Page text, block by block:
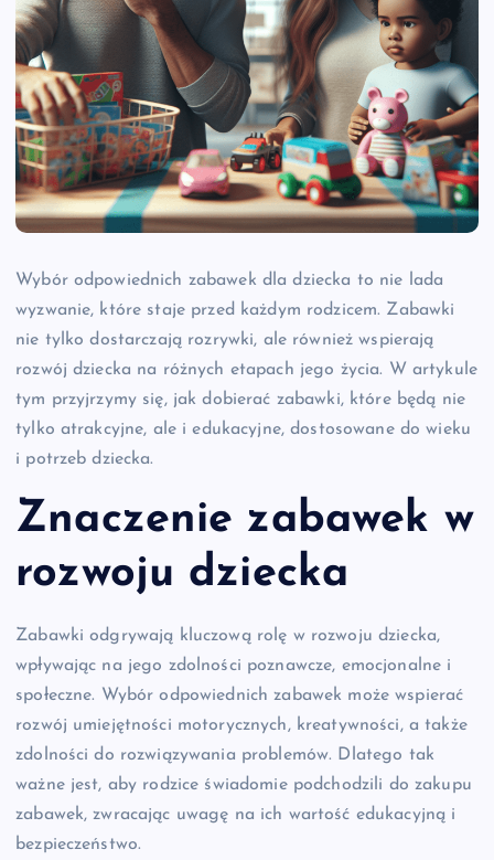
Wybór odpowiednich zabawek dla dziecka to nie lada
wyzwanie, które staje przed każdym rodzicem. Zabawki
nie tylko dostarczają rozrywki, ale również wspierają
rozwój dziecka na różnych etapach jego życia. W artykule
tym przyjrzymy się, jak dobierać zabawki, które będą nie
tylko atrakcyjne, ale i edukacyjne, dostosowane do wieku
i potrzeb dziecka.
Znaczenie zabawek w
rozwoju dziecka
Zabawki odgrywają kluczową rolę w rozwoju dziecka,
wpływając na jego zdolności poznawcze, emocjonalne i
społeczne. Wybór odpowiednich zabawek może wspierać
rozwój umiejętności motorycznych, kreatywności, a także
zdolności do rozwiązywania problemów. Dlatego tak
ważne jest, aby rodzice świadomie podchodzili do zakupu
zabawek, zwracając uwagę na ich wartość edukacyjną i
bezpieczeństwo.